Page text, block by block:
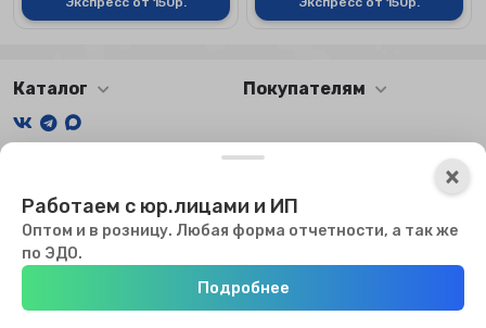
Мы используем файлы куки, чтобы сайт мог работать. Оставаясь
на сайте, вы соглашаетесь с использованием куки.
Главная Каталог Избранное Профиль 0₽
Каталог Покупателям
Мы получаем и обрабатываем персональные данные
политикой. Если вы не даете согласия на обработку своих
персональных данных, вам необходимо покинуть наш сайт.
Работаем с юр.лицами и ИП
Оптом и в розницу. Любая форма отчетности, а так же
по ЭДО.
Подробнее
×